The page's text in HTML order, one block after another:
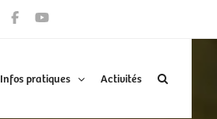
Infos pratiques Activités